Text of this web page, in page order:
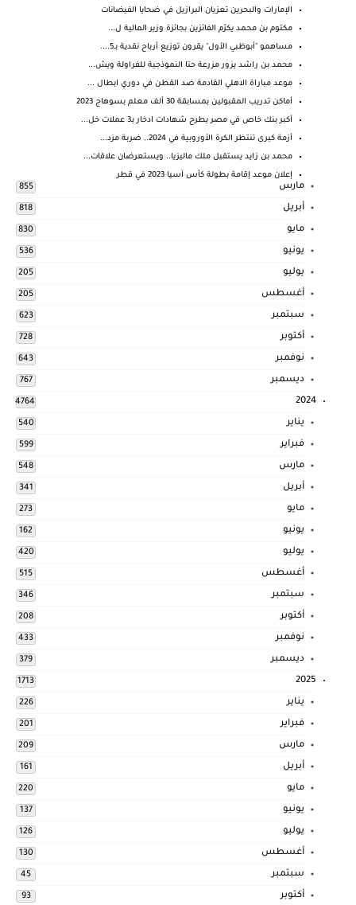
الإمارات والبحرين تعزيان البرازيل في ضحايا الفيضانات
مكتوم بن محمد يكرّم الفائزين بجائزة وزير المالية ل...
مساهمو "أبوظبي الأول" يقرون توزيع أرباح نقدية بـ5....
محمد بن راشد يزور مزرعة حتا النموذجية للفراولة ويش...
موعد مباراة الاهلي القادمة ضد القطن في دوري ابطال ...
أماكن تدريب المقبولين بمسابقة 30 ألف معلم بسوهاج 2023
أكبر بنك خاص في مصر يطرح شهادات ادخار بـ3 عملات خل...
أزمة كبرى تنتظر الكرة الأوروبية في 2024.. ضربة مزد...
محمد بن زايد يستقبل ملك ماليزيا.. ويستعرضان علاقات...
إعلان موعد إقامة بطولة كأس آسيا 2023 في قطر
مارس 855
أبريل 818
مايو 830
يونيو 536
يوليو 205
أغسطس 205
سبتمبر 623
أكتوبر 728
نوفمبر 643
ديسمبر 767
2024
4764
يناير 540
فبراير 599
مارس 548
أبريل 341
مايو 273
يونيو 162
يوليو 420
أغسطس 515
سبتمبر 346
أكتوبر 208
نوفمبر 433
ديسمبر 379
2025
1713
يناير 226
فبراير 201
مارس 209
أبريل 161
مايو 220
يونيو 137
يوليو 126
أغسطس 130
سبتمبر 45
أكتوبر 93